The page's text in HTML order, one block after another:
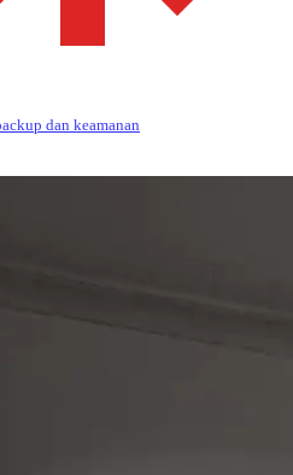
dan keamanan